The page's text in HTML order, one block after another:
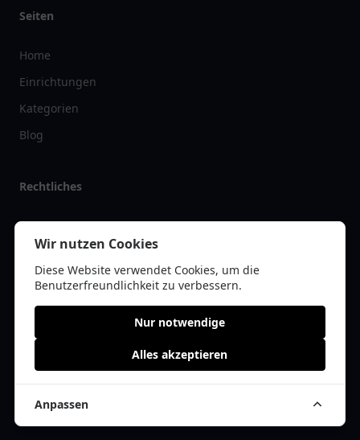
Seiten
Home
Einrichtungen
Kategorien
Blog
Rechtliches
Impressum
Datenschutz
Kontakt
© 2026 arztlist.de | Alle Rechte vorbehalten | * =Affiliate-Links /
Cookie Einwilligung anpassen
Wir nutzen Cookies
Diese Website verwendet Cookies, um die
Benutzerfreundlichkeit zu verbessern.
Nur notwendige
Alles akzeptieren
Anpassen